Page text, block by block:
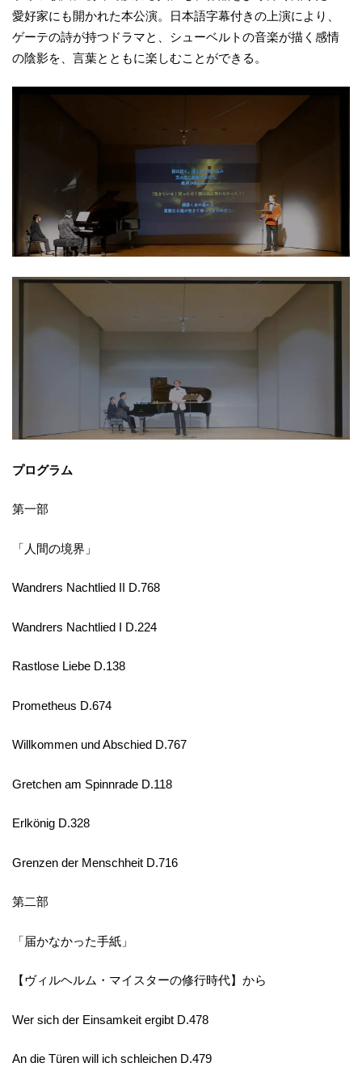
愛好家にも開かれた本公演。日本語字幕付きの上演により、
ゲーテの詩が持つドラマと、シューベルトの音楽が描く感情
の陰影を、言葉とともに楽しむことができる。
プログラム
第一部
「人間の境界」
Wandrers Nachtlied II D.768
Wandrers Nachtlied I D.224
Rastlose Liebe D.138
Prometheus D.674
Willkommen und Abschied D.767
Gretchen am Spinnrade D.118
Erlkönig D.328
Grenzen der Menschheit D.716
第二部
「届かなかった手紙」
【ヴィルヘルム・マイスターの修行時代】から
Wer sich der Einsamkeit ergibt D.478
An die Türen will ich schleichen D.479